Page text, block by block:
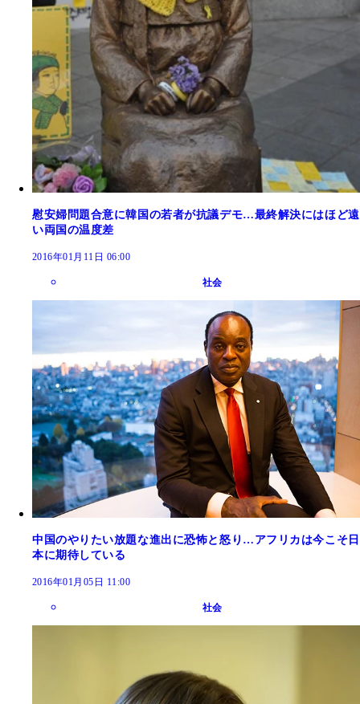
慰安婦問題合意に韓国の若者が抗議デモ…最終解決にはほど遠
い両国の温度差
2016年01月11日 06:00
社会
中国のやりたい放題な進出に恐怖と怒り…アフリカは今こそ日
本に期待している
2016年01月05日 11:00
社会